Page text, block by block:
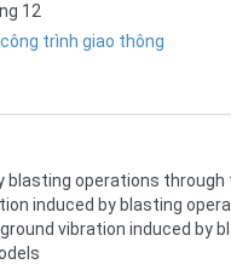
12
trình giao thông
blasting operations
induced by blasting
vibration induced by